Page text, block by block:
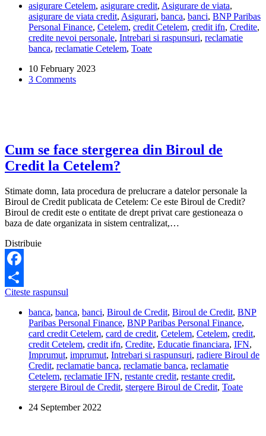
dosar
de
daune
la
un
Cetelem?
asigurare Cetelem, asigurare credit, Asigurare de viata,
asigurare de viata credit, Asigurari, banca, banci, BNP Paribas
Personal Finance, Cetelem, credit Cetelem, credit ifn, Credite,
credite nevoi personale, Intrebari si raspunsuri, reclamatie
banca, reclamatie Cetelem, Toate
10 February 2023
3 Comments
Cum se face stergerea din Biroul de
Credit la Cetelem?
Stimate domn, Iata procedura de prelucrare a datelor personale la
Biroul de Credit publicata de Cetelem: Ce este Biroul de Credit?
Biroul de credit este o entitate de drept privat care gestioneaza o
baza de date organizata in sistem centralizat,…
Distribuie
Facebook
Share
Citeste raspunsul
face
stergerea
din
Biroul
de
Credit
la
Cetelem?
banca, banca, banci, Biroul de Credit, Biroul de Credit, BNP
Paribas Personal Finance, BNP Paribas Personal Finance,
card credit Cetelem, card de credit, Cetelem, Cetelem, credit,
credit Cetelem, credit ifn, Credite, Educatie financiara, IFN,
Imprumut, imprumut, Intrebari si raspunsuri, radiere Biroul de
Credit, reclamatie banca, reclamatie banca, reclamatie
Cetelem, reclamatie IFN, restante credit, restante credit,
stergere Biroul de Credit, stergere Biroul de Credit, Toate
24 September 2022